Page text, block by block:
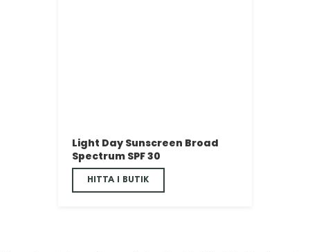
Light Day Sunscreen Broad
Spectrum SPF 30
HITTA I BUTIK